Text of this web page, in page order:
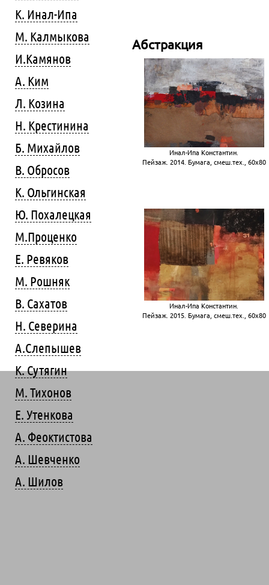
К. Инал-Ипа
М. Калмыкова
И.Камянов
А. Ким
Л. Козина
Н. Крестинина
Б. Михайлов
В. Обросов
К. Ольгинская
Ю. Похалецкая
М.Проценко
Е. Ревяков
М. Рошняк
В. Сахатов
Н. Северина
А.Слепышев
К. Сутягин
М. Тихонов
Е. Утенкова
А. Феоктистова
А. Шевченко
А. Шилов
Абстракция
Инал-Ипа Константин.
Пейзаж. 2014. Бумага, смеш.тех., 60х80
Инал-Ипа Константин.
Пейзаж. 2015. Бумага, смеш.тех., 60х80